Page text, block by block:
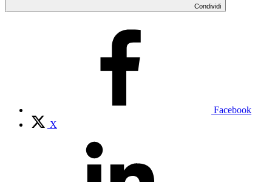
Condividi
Facebook
X